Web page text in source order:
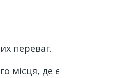
переваг.
місця, де є